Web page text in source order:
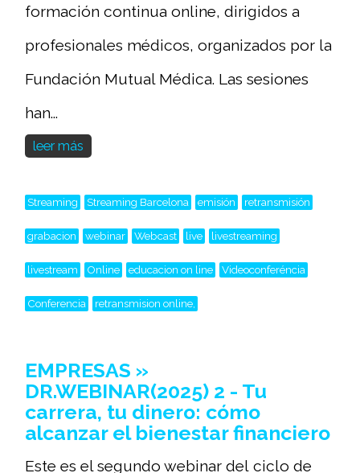
formación continua online, dirigidos a
profesionales médicos, organizados por la
Fundación Mutual Médica. Las sesiones
han...
leer más
Streaming Streaming Barcelona emisión retransmisión
grabacion webinar Webcast live livestreaming
livestream Online educacion on line Videoconferéncia
Conferencia retransmision online,
EMPRESAS »
DR.WEBINAR(2025) 2 - Tu
carrera, tu dinero: cómo
alcanzar el bienestar financiero
Este es el segundo webinar del ciclo de